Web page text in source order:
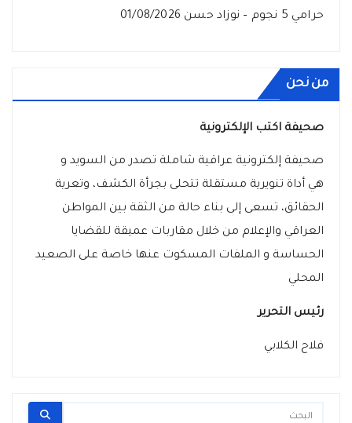
حرامي 5 نجوم – نوزاد حسن 01/08/2026
من نحن
صحيفة اكتب الإلكترونية
صحيفة إلكترونية عراقية شاملة تصدر من السويد و
هي أداة تنويرية مستقلة تتحلى بجرأة الكشف، وتعرية
الحقائق، تسعى إلى بناء حالة من الثقة بين المواطن
العراقي والإعلام من خلال مقاربات عميقة للقضايا
الحساسة و الملفات المسكوت عنها خاصة على الصعيد
المحلي
رئيس التحرير
فلاح الكلابي